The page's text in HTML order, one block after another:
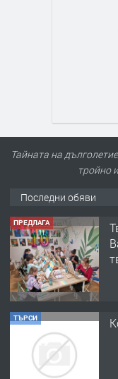
Тайната на
тройно
Последни обяви
ПРЕДЛАГА
ТЪРСИ